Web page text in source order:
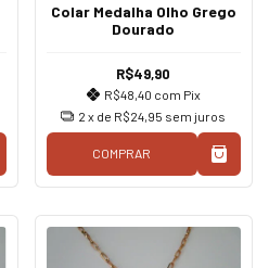
Colar Medalha Olho Grego
Dourado
R$49,90
R$48,40 com Pix
2 x de R$24,95 sem juros
COMPRAR